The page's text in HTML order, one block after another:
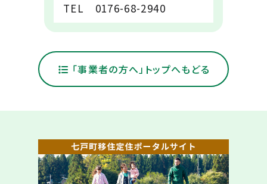
TEL 0176-68-2940
「事業者の方へ」トップへもどる